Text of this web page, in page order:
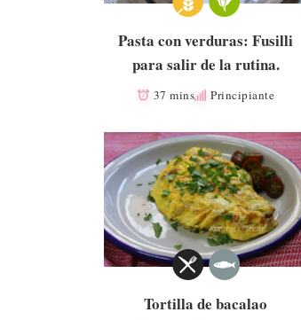
Pasta con verduras: Fusilli
para salir de la rutina.
37 mins Principiante
Tortilla de bacalao